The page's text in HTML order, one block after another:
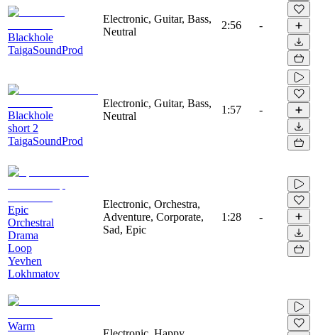
Blackhole
TaigaSoundProd
Electronic, Guitar, Bass,
Neutral
2:56 -
Blackhole
short 2
TaigaSoundProd
Electronic, Guitar, Bass,
Neutral
1:57 -
Epic
Orchestral
Drama
Loop
Yevhen
Lokhmatov
Electronic, Orchestra,
Adventure, Corporate,
Sad, Epic
1:28 -
Warm